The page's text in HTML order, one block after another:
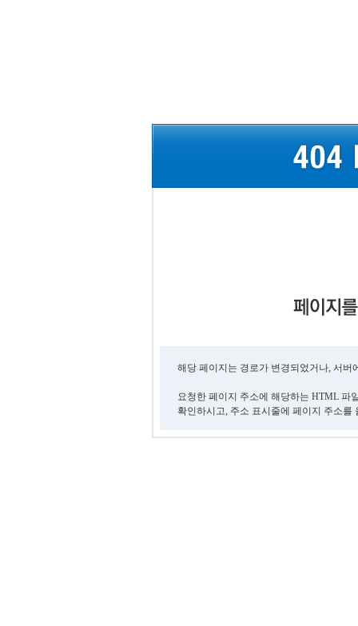
해당 페이지는 경로가 변경되었거나, 서
요청한 페이지 주소에 해당하는 HTML 파
확인하시고, 주소 표시줄에 페이지 주소